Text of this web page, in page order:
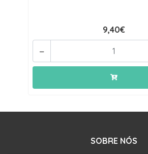
9,40€
-
SOBRE NÓS